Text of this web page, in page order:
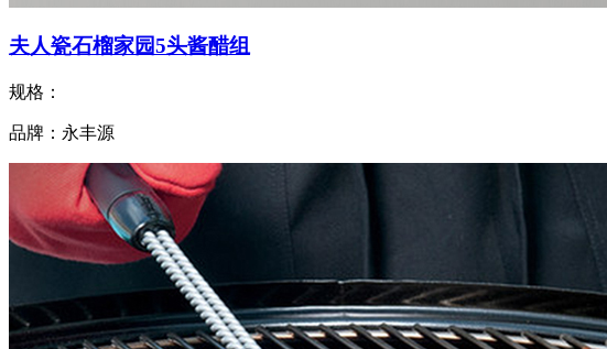
夫人瓷石榴家园5头酱醋组
规格：
品牌：永丰源